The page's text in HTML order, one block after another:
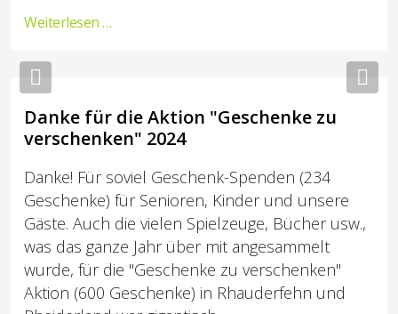
Weiterlesen …
Previous
Danke für die Aktion "Geschenke zu
verschenken" 2024
Danke! Für soviel Geschenk-Spenden (234
Geschenke) für Senioren, Kinder und unsere
Gäste. Auch die vielen Spielzeuge, Bücher usw.,
was das ganze Jahr über mit angesammelt
wurde, für die "Geschenke zu verschenken"
Aktion (600 Geschenke) in Rhauderfehn und